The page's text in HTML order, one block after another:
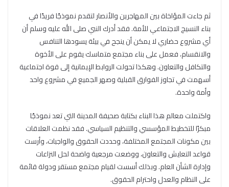
ثم جاءت المؤاخاة بين المهاجرين والأنصار لتقدم نموذجًا فريدًا في
بناء النسيج الاجتماعي للأمة. فقد أدرك النبي صلى الله عليه وسلم أن
أي مشروع حضاري لا يمكن أن ينجح في بيئة يسودها التنافس
والانقسام، فعمل على بناء مجتمع متماسك يقوم على الأخوة
والتكافل والتعاون. وهكذا تحولت الروابط الإيمانية إلى قوة اجتماعية
أسهمت في تجاوز الفوارق القبلية وصهر الجميع في مشروع واحد
وأمة واحدة.
واكتملت معالم هذا البناء بكتابة صحيفة المدينة التي تعد نموذجًا
مبكرًا للتخطيط المؤسسي والتنظيم السياسي. فقد نظمت العلاقات
بين مكونات المجتمع المختلفة، وحددت الحقوق والواجبات، وأرست
قواعد التعايش والتعاون، ووضعت مرجعية واضحة لحل النزاعات
وإدارة الشأن العام. وبذلك أسست لقيام مجتمع مستقر ودولة قائمة
على النظام والعدل واحترام الحقوق.